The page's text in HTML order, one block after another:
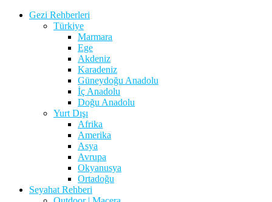
Gezi Rehberleri
Türkiye
Marmara
Ege
Akdeniz
Karadeniz
Güneydoğu Anadolu
İç Anadolu
Doğu Anadolu
Yurt Dışı
Afrika
Amerika
Asya
Avrupa
Okyanusya
Ortadoğu
Seyahat Rehberi